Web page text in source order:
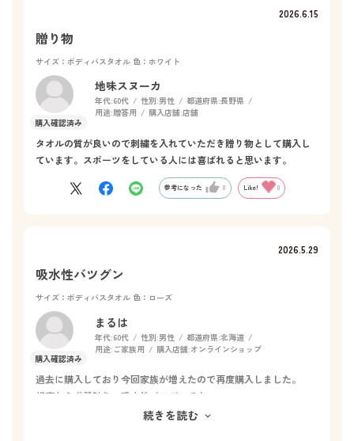
2026.6.15
贈り物
サイズ：ボディバスタオル 色：ホワイト
地味スヌーカ
年代:60代 性別:男性 都道府県:長野県
用途:贈答用 購入店舗:店舗
タオルの質が良いので刺繍を入れていただき贈り物として購入し
ています。スポーツをしている人には喜ばれると思います。
参考になった 0 Like! 0
2026.5.29
吸水性バツグン
サイズ：ボディバスタオル 色：ローズ
まるは
年代:60代 性別:男性 都道府県:北海道
用途: ご家族用 購入店舗:オンラインショップ
過去に購入しており今回家族が増えたので再度購入しました。
相変わらず肌触り、吸水性バツグンです。
また、耐久性も良いです。続きを読む